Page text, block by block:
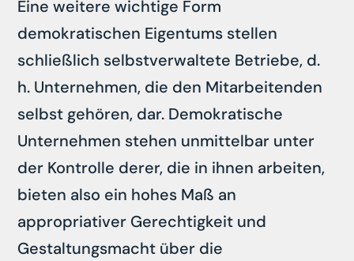
Eine weitere wichtige Form
demokratischen Eigentums stellen
schließlich selbstverwaltete Betriebe, d.
h. Unternehmen, die den Mitarbeitenden
selbst gehören, dar. Demokratische
Unternehmen stehen unmittelbar unter
der Kontrolle derer, die in ihnen arbeiten,
bieten also ein hohes Maß an
appropriativer Gerechtigkeit und
Gestaltungsmacht über die